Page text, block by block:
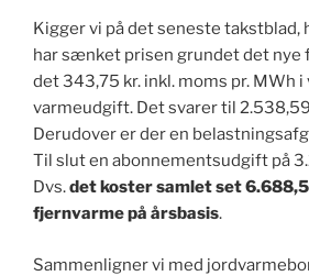
Kigger vi på det seneste
har sænket prisen grundet det nye
det 343,75 kr. inkl. moms pr. MWh i
varmeudgift. Det svarer til
Derudover er der en
Til slut en abonnementsudgift på
Dvs.det koster samlet set
fjernvarme på årsbasis.
Sammenligner vi med